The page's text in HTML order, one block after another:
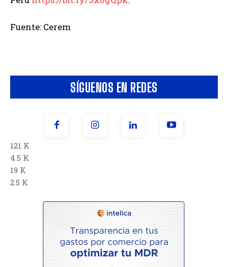
SÍGUENOS EN REDES
121 K
4.5 K
19 K
2.5 K
Fuente: Cerem